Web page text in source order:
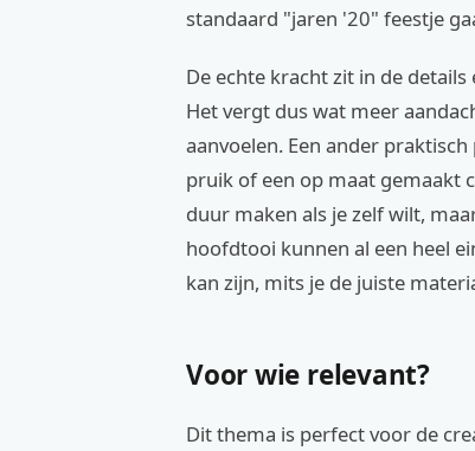
standaard "jaren '20" feestje
De echte kracht zit in de
Het vergt dus wat meer
aanvoelen. Een ander
pruik of een op maat gemaakt
duur maken als je zelf wilt,
hoofdtooi kunnen al een heel
kan zijn, mits je de juiste
Voor wie relevant?
Dit thema is perfect voor de